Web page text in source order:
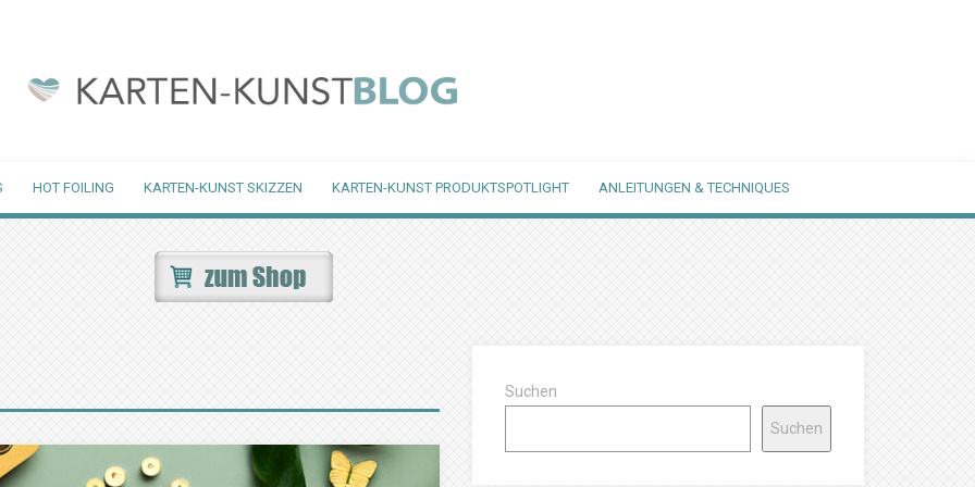
HOT FOILING KARTEN-KUNST SKIZZEN KARTEN-KUNST PRODUKTSPOTLIGHT ANLEITUNGEN & TECHNIQUES
Suchen
Suchen